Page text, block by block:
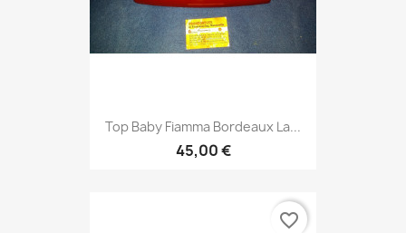
Top Baby Fiamma Bordeaux La...
45,00 €
favorite_border